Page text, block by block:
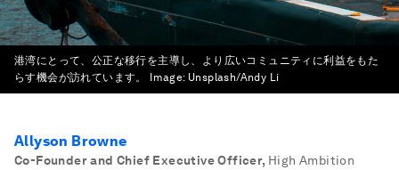
港湾にとって、公正な移行を主導し、より広いコミュニティに利益をもた
らす機会が訪れています。
Image: Unsplash/Andy Li
Allyson Browne
Co-Founder and Chief Executive Officer, High Ambition